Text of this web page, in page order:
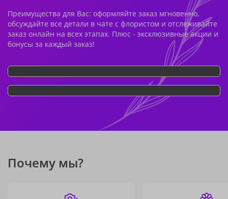
Преимущества для Вас: оформляйте заказ мгновенно,
обсуждайте все детали в чате с флористом и отслеживайте
заказ онлайн на всех этапах. Плюс - эксклюзивные акции и
бонусы за каждый заказ!
Почему мы?